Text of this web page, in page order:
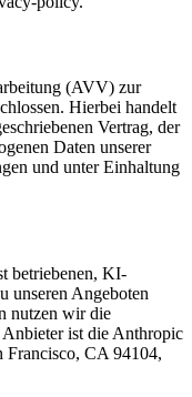
(AVV) zur
Hierbei handelt
Vertrag, der
Daten unserer
und unter Einhaltung
betriebenen, KI-
unseren Angeboten
nutzen wir die
Anbieter ist die Anthropic
Francisco, CA 94104,